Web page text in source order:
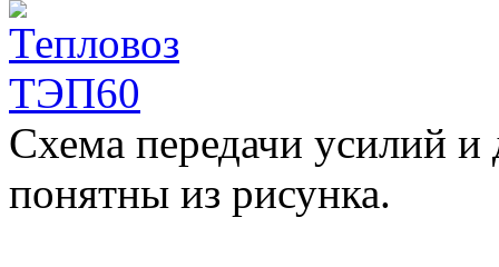
Схема передачи усилий
понятны из рисунка.